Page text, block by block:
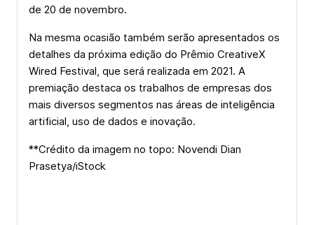
de 20 de novembro.
Na mesma ocasião também serão apresentados os
detalhes da próxima edição do Prêmio CreativeX
Wired Festival, que será realizada em 2021. A
premiação destaca os trabalhos de empresas dos
mais diversos segmentos nas áreas de inteligência
artificial, uso de dados e inovação.
**Crédito da imagem no topo: Novendi Dian
Prasetya/iStock